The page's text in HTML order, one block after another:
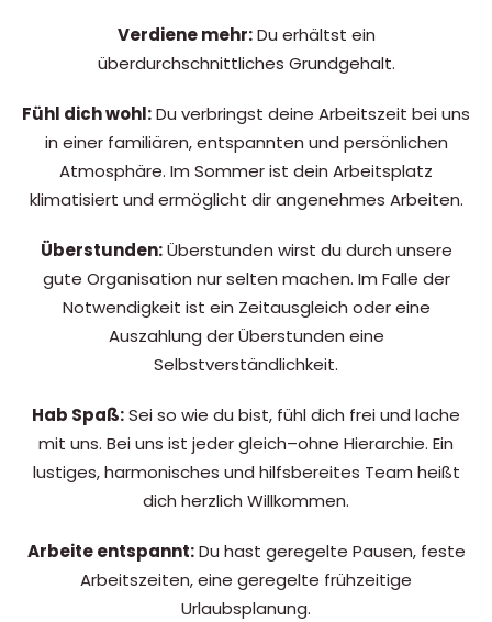
Verdiene mehr:Du erhältst ein
überdurchschnittliches Grundgehalt.
Fühl dich wohl:Du verbringst deine Arbeitszeit bei uns
in einer familiären, entspannten und persönlichen
Atmosphäre. Im Sommer ist dein Arbeitsplatz
klimatisiert und ermöglicht dir angenehmes Arbeiten.
Überstunden:Überstunden wirst du durch unsere
gute Organisation nur selten machen. Im Falle der
Notwendigkeit ist ein Zeitausgleich oder eine
Auszahlung der Überstunden eine
Selbstverständlichkeit.
Hab Spaß:Sei so wie du bist, fühl dich frei und lache
mit uns. Bei uns ist jeder gleich–ohne Hierarchie. Ein
lustiges, harmonisches und hilfsbereites Team heißt
dich herzlich Willkommen.
Arbeite entspannt:Du hast geregelte Pausen, feste
Arbeitszeiten, eine geregelte frühzeitige
Urlaubsplanung.